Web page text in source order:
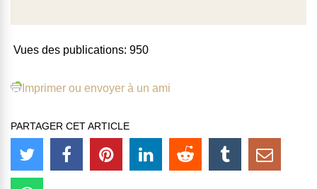
Vues des publications: 950
Imprimer ou envoyer à un ami
PARTAGER CET ARTICLE